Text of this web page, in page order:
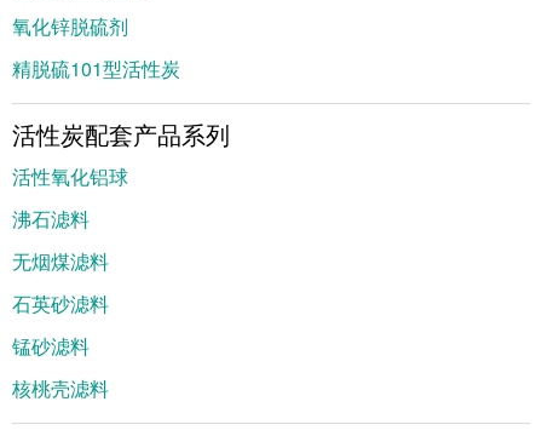
氧化锌脱硫剂
精脱硫101型活性炭
活性炭配套产品系列
活性氧化铝球
沸石滤料
无烟煤滤料
石英砂滤料
锰砂滤料
核桃壳滤料